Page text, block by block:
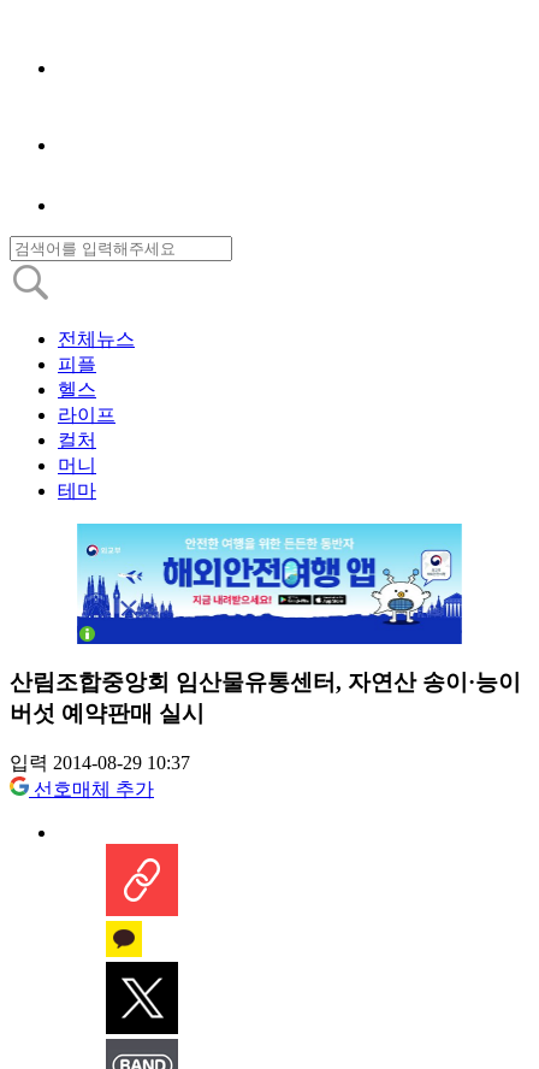
전체뉴스
피플
헬스
라이프
컬처
머니
테마
산림조합중앙회 임산물유통센터, 자연산 송이·능이
버섯 예약판매 실시
입력 2014-08-29 10:37
선호매체 추가